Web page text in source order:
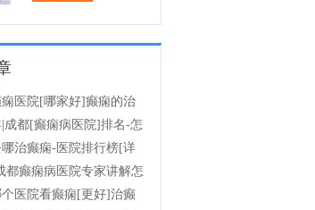
痫医院[哪家好]癫痫的治
区?
|成都[癫痫病医院]排名-怎
后遗症?
哪治癫痫-医院排行榜[详
对女性的危害有哪些?
都癫痫病医院专家讲解怎
疯病的治疗效果?
个医院看癫痫[更好]治癫